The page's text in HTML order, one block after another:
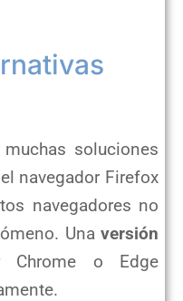
soluciones
navegador Firefox
navegadores no
Una versión
Chrome o Edge